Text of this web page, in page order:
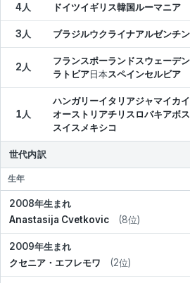
4人 ドイツイギリス韓国ルーマニア
3人 ブラジルウクライナアルゼンチン
2人
フランスポーランドスウェーデン
ラトビア日本スペインセルビア
1人
ハンガリーイタリアジャマイカ
オーストリアチリ スロバキアボ
スイス メキシコ
世代内訳
生年
2008年生まれ
Anastasija Cvetkovic (8位)
2009年生まれ
クセニア・エフレモワ (2位)